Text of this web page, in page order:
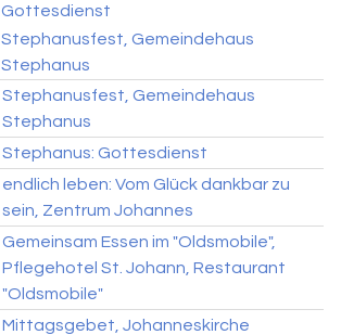
Gottesdienst
Stephanusfest, Gemeindehaus
Stephanus
Stephanusfest, Gemeindehaus
Stephanus
Stephanus: Gottesdienst
endlich leben: Vom Glück dankbar zu
sein, Zentrum Johannes
Gemeinsam Essen im "Oldsmobile",
Pflegehotel St. Johann, Restaurant
"Oldsmobile"
Mittagsgebet, Johanneskirche